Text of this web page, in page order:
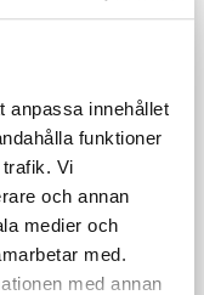
anpassa innehållet
funktioner
Vi
och annan
medier och
med.
med annan